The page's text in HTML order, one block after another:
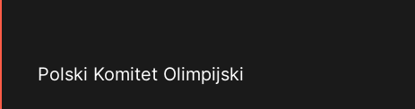
Polski Komitet Olimpijski